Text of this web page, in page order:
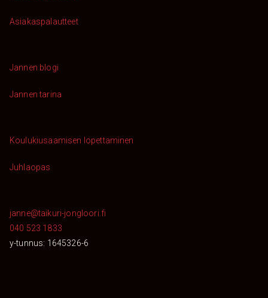
Asiakaspalautteet
Jannen blogi
Jannen tarina
Koulukiusaamisen lopettaminen
Juhlaopas
janne@taikuri-jongloori.fi
040 523 1833
y-tunnus: 1645326-6